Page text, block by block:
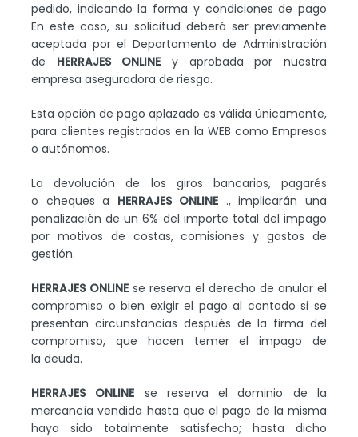
pedido, indicando la forma y condiciones de pago
En este caso, su solicitud deberá ser previamente
aceptada por el Departamento de Administración
de HERRAJES ONLINE y aprobada por nuestra
empresa aseguradora de riesgo.
Esta opción de pago aplazado es válida únicamente,
para clientes registrados en la WEB como Empresas
o autónomos.
La devolución de los giros bancarios, pagarés
o cheques a HERRAJES ONLINE ., implicarán una
penalización de un 6% del importe total del impago
por motivos de costas, comisiones y gastos de
gestión.
HERRAJES ONLINE se reserva el derecho de anular el
compromiso o bien exigir el pago al contado si se
presentan circunstancias después de la firma del
compromiso, que hacen temer el impago de
la deuda.
HERRAJES ONLINE se reserva el dominio de la
mercancía vendida hasta que el pago de la misma
haya sido totalmente satisfecho; hasta dicho